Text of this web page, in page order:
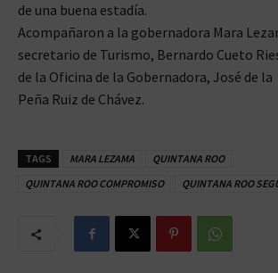
de una buena estadía.
Acompañaron a la gobernadora Mara
secretario de Turismo, Bernardo Cueto
de la Oficina de la Gobernadora, José de la
Peña Ruiz de Chávez.
TAGS MARA LEZAMA
QUINTANA ROO
QUINTANA ROO COMPROMISO
QUINTANA ROO